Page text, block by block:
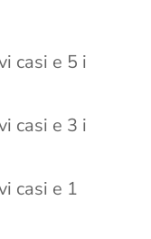
casi e 5 i
casi e 3 i
casi e 1